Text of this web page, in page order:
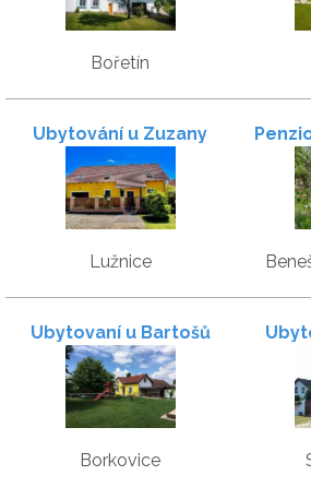
Bořetín
Ubytování u Zuzany
Lužnice
Ubytovaní u Bartošů
Borkovice